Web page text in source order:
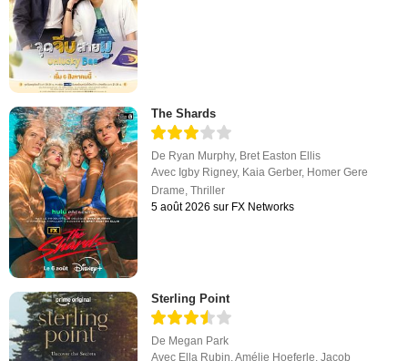
The Shards
De Ryan Murphy, Bret Easton Ellis
Avec Igby Rigney, Kaia Gerber, Homer Gere
Drame,Thriller
5 août 2026 sur FX Networks
Sterling Point
De Megan Park
Avec Ella Rubin,Amélie Hoeferle,Jacob